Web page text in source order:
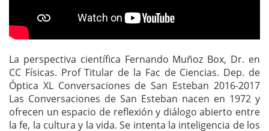
La perspectiva científica Fernando Muñoz Box, Dr. en
CC Físicas. Prof Titular de la Fac de Ciencias. Dep. de
Óptica XL Conversaciones de San Esteban 2016-2017
Las Conversaciones de San Esteban nacen en 1972 y
ofrecen un espacio de reflexión y diálogo abierto entre
la fe, la cultura y la vida. Se intenta la inteligencia de los